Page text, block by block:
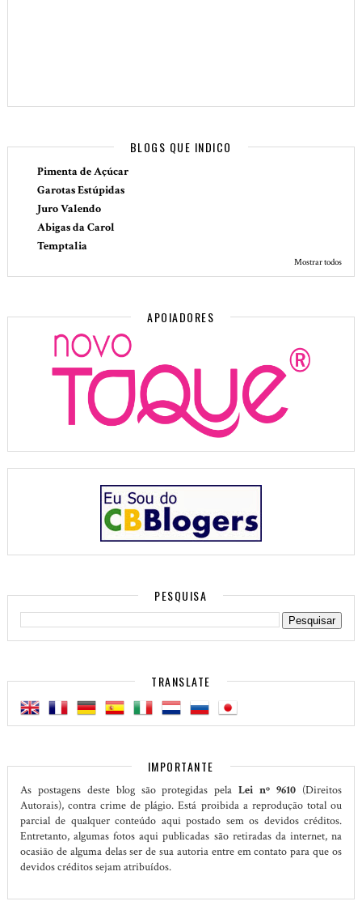
BLOGS QUE INDICO
Pimenta de Açúcar
Garotas Estúpidas
Juro Valendo
Abigas da Carol
Temptalia
Mostrar todos
APOIADORES
PESQUISA
TRANSLATE
IMPORTANTE
As postagens deste blog são protegidas pelaLei nº 9610 (Direitos
Autorais), contra crime de plágio. Está proibida a reprodução total ou
parcial de qualquer conteúdo aqui postado sem os devidos créditos.
Entretanto, algumas fotos aqui publicadas são retiradas da internet, na
ocasião de alguma delas ser de sua autoria entre em contato para que os
devidos créditos sejam atribuídos.